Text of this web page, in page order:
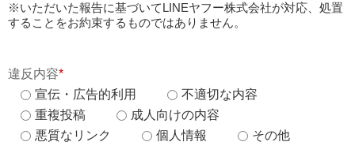
※いただいた報告に基づいてLINEヤフー株式会社が対応、処置
することをお約束するものではありません。
違反内容*
宣伝・広告的利用
不適切な内容
重複投稿
成人向けの内容
悪質なリンク
個人情報 その他